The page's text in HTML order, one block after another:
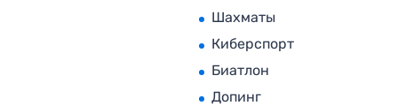
Шахматы
Киберспорт
Биатлон
Допинг